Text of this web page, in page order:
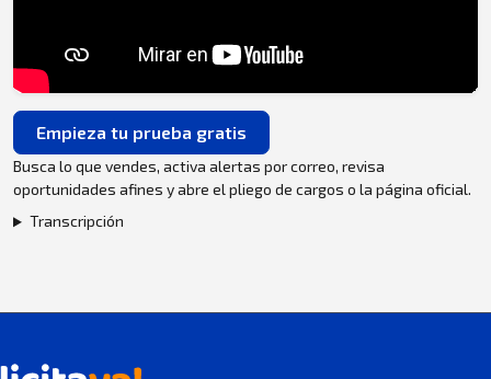
Empieza tu prueba gratis
Busca lo que vendes, activa alertas por correo, revisa
oportunidades afines y abre el pliego de cargos o la página oficial.
Transcripción